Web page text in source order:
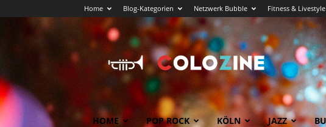
Home Blog-Kategorien Netzwerk Bubble Fitness & Livestyle
Köln
News
COLOZINE
Magazin
HOME POP ROCK KÖLN JAZZ